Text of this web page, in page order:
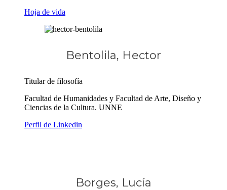
Hoja de vida
Bentolila, Hector
Titular de filosofía
Facultad de Humanidades y Facultad de Arte, Diseño y
Ciencias de la Cultura. UNNE
Perfil de Linkedin
Borges, Lucía